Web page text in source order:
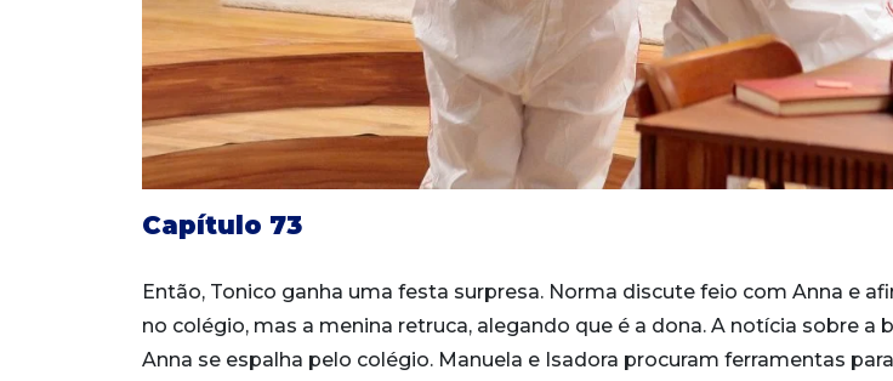
Capítulo 73
Então, Tonico ganha uma festa surpresa. Norma discute feio com Anna e
no colégio, mas a menina retruca, alegando que é a dona. A notícia sobre a
Anna se espalha pelo colégio. Manuela e Isadora procuram ferramentas